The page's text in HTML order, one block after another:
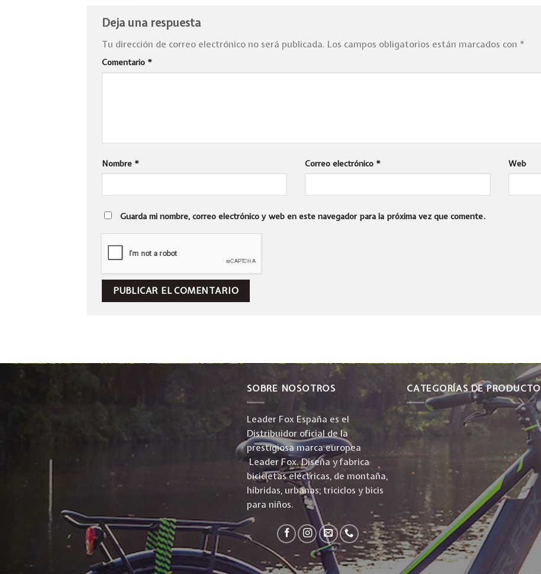
Deja una respuesta
Tu dirección de correo electrónico no será publicada. Los campos obligatorios están marcados con *
Comentario *
Nombre * Correo electrónico * Web
Guarda mi nombre, correo electrónico y web en este navegador para la próxima vez que comente.
SOBRE NOSOTROS
Leader Fox España es el
Distribuidor oficial de la
prestigiosa marca europea
Leader Fox. Diseña y fabrica
bicicletas eléctricas, de montaña,
híbridas, urbanas, triciclos y bicis
para niños.
CATEGORÍAS DE PRODUCTO